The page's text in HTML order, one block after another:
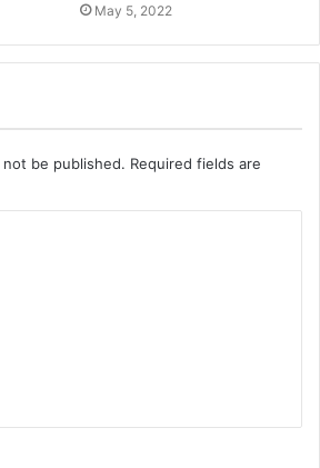
May 5, 2022
be published. Required fields are